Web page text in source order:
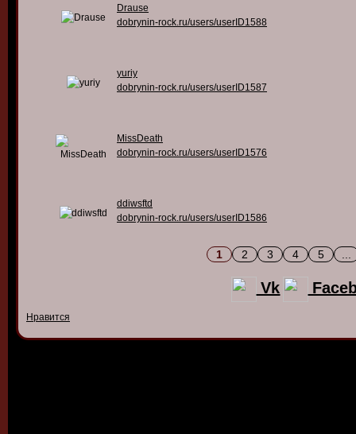
Drause
dobrynin-rock.ru/users/userID1588
yuriy
dobrynin-rock.ru/users/userID1587
MissDeath
dobrynin-rock.ru/users/userID1576
ddiwsftd
dobrynin-rock.ru/users/userID1586
1 2 3 4 5
Vk
Нравится